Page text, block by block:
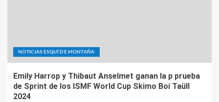
NOTICIAS ESQUÍ DE MONTAÑA
Emily Harrop y Thibaut Anselmet ganan la p prueba
de Sprint de los ISMF World Cup Skimo Boí Taüll
2024